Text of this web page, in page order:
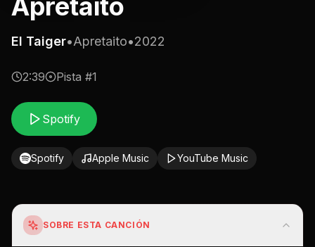
Apretaito
El Taiger•Apretaito•2022
2:39 Pista #1
Spotify
Spotify Apple Music YouTube Music
SOBRE ESTA CANCIÓN